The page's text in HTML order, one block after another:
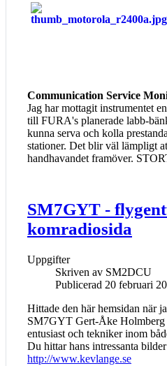
Communication Service
Jag har mottagit instrumentet
till FURA's planerade labb-
kunna serva och kolla
stationer. Det blir väl lämpligt
handhavandet framöver.
SM7GYT -
komradiosida
Uppgifter
Skriven av SM2DCU
Publicerad 20 februari
Hittade den här hemsidan när
SM7GYT Gert-Åke Holmberg
entusiast och tekniker inom
Du hittar hans intressanta
http://www.kevlange.se